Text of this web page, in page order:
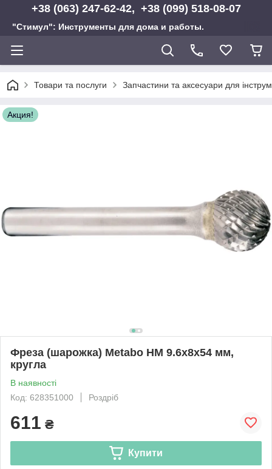
+38 (063) 247-62-42, +38 (099) 518-08-07
"Стимул": Инструменты для дома и работы.
Товари та послуги Запчастини та аксесуари для
Акция!
Фреза (шарожка) Metabo HM 9.6х8х54 мм,
кругла
В наявності
Код: 628351000
Роздріб
611 ₴
Купити